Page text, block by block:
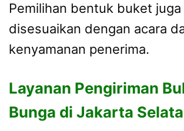
Pemilihan bentuk buket juga
disesuaikan dengan acara
kenyamanan penerima.
Layanan Pengiriman
Bunga di Jakarta